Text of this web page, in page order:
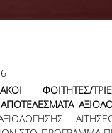
ΦΟΙΤΗΤΕΣ/
ΑΠΟΤΕΛΕΣΜΑΤΑ
ΣΥΜΜΕΤΟΧΗΣ